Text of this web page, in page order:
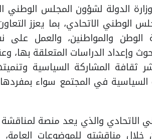
الوطني الاتحادي، بما يعزز
الوطن والمواطنين، والعمل
وإعداد الدراسات المتعلقة بها،
ثقافة المشاركة السياسية
في المجتمع سواء
الاتحادي والذي يعد منصة لمناقشة
خلال مناقشته للموضوعات